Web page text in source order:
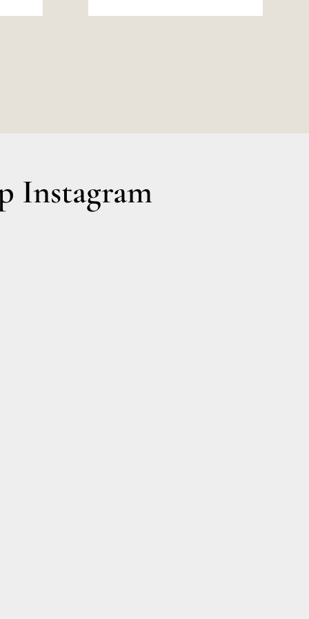
Instagram